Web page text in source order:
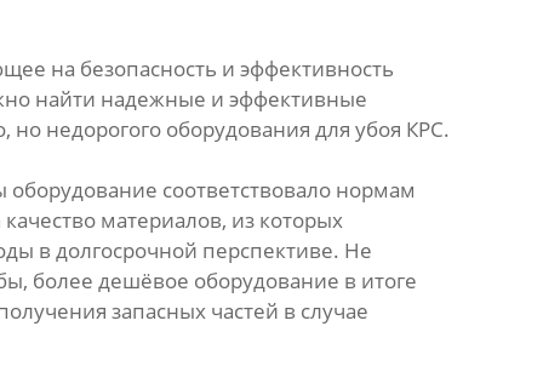
на безопасность и эффективность
найти надежные и эффективные
недорогого оборудования для убоя КРС.
соответствовало нормам
материалов, из которых
в долгосрочной перспективе. Не
более дешёвое оборудование в итоге
запасных частей в случае